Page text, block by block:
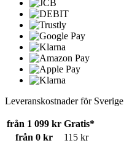
Leveranskostnader för Sverige
från 1 099 kr Gratis*
från 0 kr
115 kr